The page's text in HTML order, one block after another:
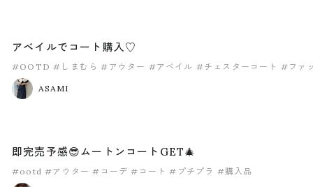
アベイルでコート購入♡
#OOTD #しまむら #アウター #アベイル #チェスターコート #ファ
ASAMI
即完売予感😎ムートンコートGET🎄
#ootd #アウター #コーデ #コート #プチプラ #購入品